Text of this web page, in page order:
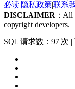
必读|隐私政策|联系
DISCLAIMER ：All
copyright developers.
SQL 请求数：97 次 |